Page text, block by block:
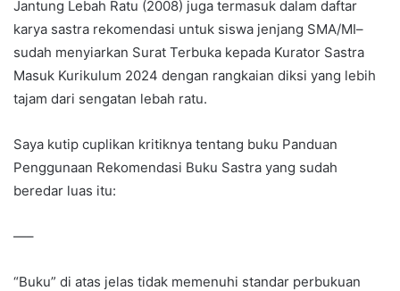
Jantung Lebah Ratu (2008) juga termasuk dalam daftar
karya sastra rekomendasi untuk siswa jenjang SMA/MI–
sudah menyiarkan Surat Terbuka kepada Kurator Sastra
Masuk Kurikulum 2024 dengan rangkaian diksi yang lebih
tajam dari sengatan lebah ratu.
Saya kutip cuplikan kritiknya tentang buku Panduan
Penggunaan Rekomendasi Buku Sastra yang sudah
beredar luas itu:
—–
“Buku” di atas jelas tidak memenuhi standar perbukuan